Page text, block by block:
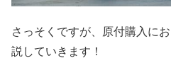
さっそくですが、原付購入に
説していきます！